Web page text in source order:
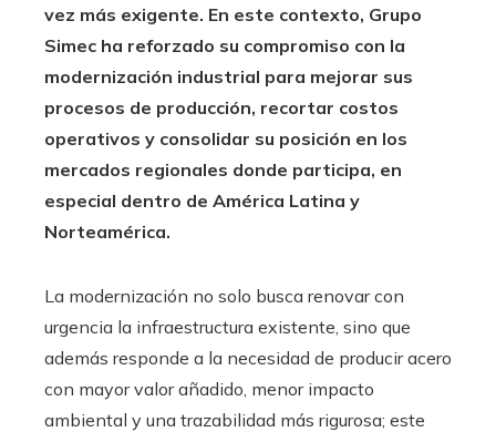
vez más exigente. En este contexto, Grupo
Simec ha reforzado su compromiso con la
modernización industrial para mejorar sus
procesos de producción, recortar costos
operativos y consolidar su posición en los
mercados regionales donde participa, en
especial dentro de América Latina y
Norteamérica.
La modernización no solo busca renovar con
urgencia la infraestructura existente, sino que
además responde a la necesidad de producir acero
con mayor valor añadido, menor impacto
ambiental y una trazabilidad más rigurosa; este